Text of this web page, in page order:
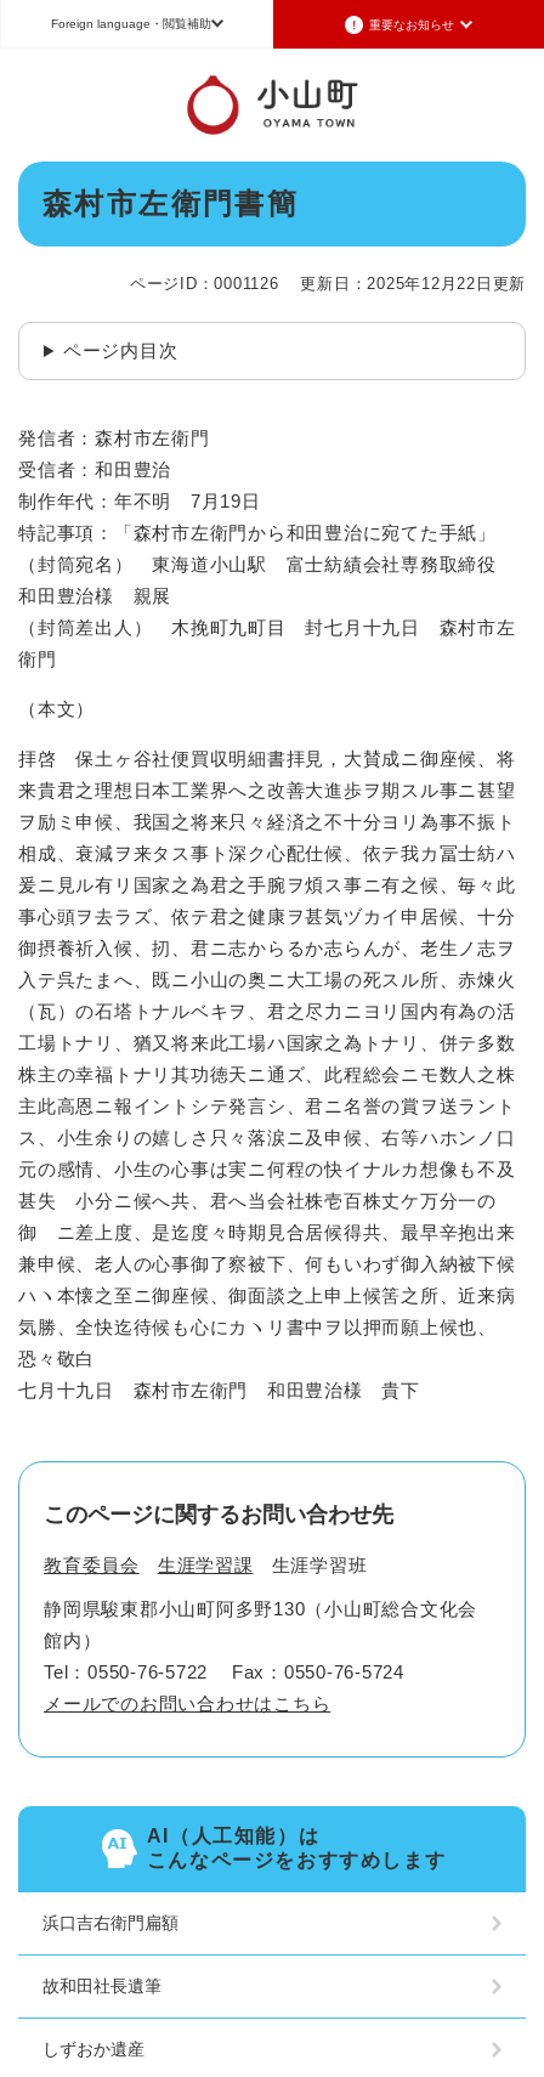
メニューを飛ばして本文へ
Foreign language ・閲覧補助 重要なお知らせ
重要なお知らせ
令和8年6月26日発生の地震被害に対する支援制度のお知らせ
2026年6月28日更新
地震による断水は6月28日午後5時に復旧しました
2026年6月28日更新
2026年6月28日更新
令和8年6月27日21時 災害警戒体制を廃止しました
地震による断水情報(6月27日15時現在)
重要なお知らせの一覧
Foreign language
日本語（Japanese） English（英語）
中文（簡体字）
Português（ポルトガル語）
한국어（韓国語）
標準 拡大 背景色変更 白 黒 青
本
森村市左衛門書簡
ページID：0001126 更新日：2025年12月22日更新
ページ内目次
発信者：森村市左衛門
受信者：和田豊治
制作年代：年不明 7月19日
特記事項：「森村市左衛門から和田豊治に宛てた手紙」
（封筒宛名） 東海道小山駅 富士紡績会社専務取締役
和田豊治様 親展
（封筒差出人） 木挽町九町目 封七月十九日 森村市左
衛門
（本文）
拝啓 保土ヶ谷社便買収明細書拝見，大賛成ニ御座候、将
来貴君之理想日本工業界へ之改善大進歩ヲ期スル事ニ甚望
ヲ励ミ申候、我国之将来只々経済之不十分ヨリ為事不振ト
相成、衰減ヲ来タス事ト深ク心配仕候、依テ我カ冨士紡ハ
爰ニ見ル有リ国家之為君之手腕ヲ煩ス事ニ有之候、毎々此
事心頭ヲ去ラズ、依テ君之健康ヲ甚気ヅカイ申居候、十分
御摂養祈入候、扨、君ニ志からるか志らんが、老生ノ志ヲ
入テ呉たまへ、既ニ小山の奥ニ大工場の死スル所、赤煉火
（瓦）の石塔トナルベキヲ、君之尽力ニヨリ国内有為の活
工場トナリ、猶又将来此工場ハ国家之為トナリ、併テ多数
株主の幸福トナリ其功徳天ニ通ズ、此程総会ニモ数人之株
主此高恩ニ報イントシテ発言シ、君ニ名誉の賞ヲ送ラント
ス、小生余りの嬉しさ只々落涙ニ及申候、右等ハホンノ口
元の感情、小生の心事は実ニ何程の快イナルカ想像も不及
甚失 小分ニ候へ共、君へ当会社株壱百株丈ケ万分一の
御 ニ差上度、是迄度々時期見合居候得共、最早辛抱出来
兼申候、老人の心事御了察被下、何もいわず御入納被下候
ハヽ本懐之至ニ御座候、御面談之上申上候筈之所、近来病
気勝、全快迄待候も心にカヽリ書中ヲ以押而願上候也、
恐々敬白
七月十九日 森村市左衛門 和田豊治様 貴下
このページに関するお問い合わせ先
教育委員会 生涯学習課 生涯学習班
静岡県駿東郡小山町阿多野130（小山町総合文化会
館内）
Tel：0550-76-5722
Fax：0550-76-5724
メールでのお問い合わせはこちら
AI（人工知能）は
こんなページをおすすめします
浜口吉右衛門扁額
故和田社長遺筆
しずおか遺産